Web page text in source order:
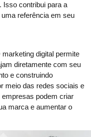
Isso contribui para a
referência em seu
marketing digital permite
diretamente com seu
e construindo
meio das redes sociais e
podem criar
marca e aumentar o